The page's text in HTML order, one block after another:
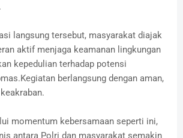
langsung tersebut, masyarakat diajak
aktif menjaga keamanan lingkungan
kepedulian terhadap potensi
berlangsung dengan aman,
momentum kebersamaan seperti ini,
antara Polri dan masyarakat semakin